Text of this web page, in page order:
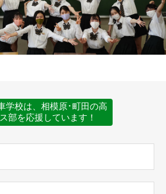
学校は、相模原･町田の高
部を応援しています！